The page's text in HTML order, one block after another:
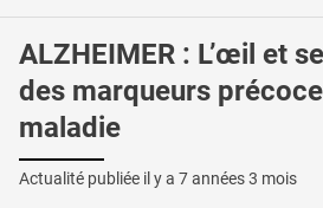
ALZHEIMER : L’œil et
des marqueurs
maladie
Actualité publiée il y a 7 années 3 mois